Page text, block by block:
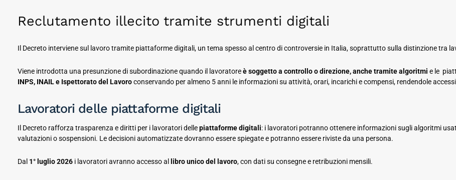
Reclutamento illecito tramite strumenti digitali
Il Decreto interviene sul lavoro tramite piattaforme digitali, un tema spesso al centro di controversie in Italia, soprattutto sulla distinzione tra
Viene introdotta una presunzione di subordinazione quando il lavoratoreè soggetto a controllo o direzione, anche tramite algoritmi e le
INPS, INAIL e Ispettorato del Lavoroconservando per almeno 5 anni le informazioni su attività, orari, incarichi e compensi, rendendole
Lavoratori delle piattaforme digitali
Il Decreto rafforza trasparenza e diritti per i lavoratori dellepiattaforme digitali: i lavoratori potranno ottenere informazioni sugli algoritmi
valutazioni o sospensioni. Le decisioni automatizzate dovranno essere spiegate e potranno essere riviste da una persona.
Dal 1° luglio 2026 i lavoratori avranno accesso al libro unico del lavoro, con dati su consegne e retribuzioni mensili.